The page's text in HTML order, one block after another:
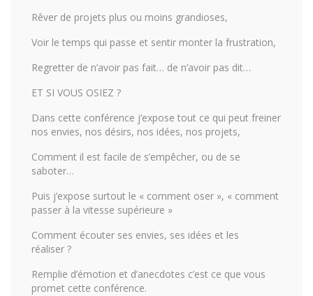
Rêver de projets plus ou moins grandioses,
Voir le temps qui passe et sentir monter la frustration,
Regretter de n’avoir pas fait… de n’avoir pas dit…
ET SI VOUS OSIEZ ?
Dans cette conférence j’expose tout ce qui peut freiner
nos envies, nos désirs, nos idées, nos projets,
Comment il est facile de s’empêcher, ou de se
saboter…
Puis j’expose surtout le « comment oser », « comment
passer à la vitesse supérieure »
Comment écouter ses envies, ses idées et les
réaliser ?
Remplie d’émotion et d’anecdotes c’est ce que vous
promet cette conférence.